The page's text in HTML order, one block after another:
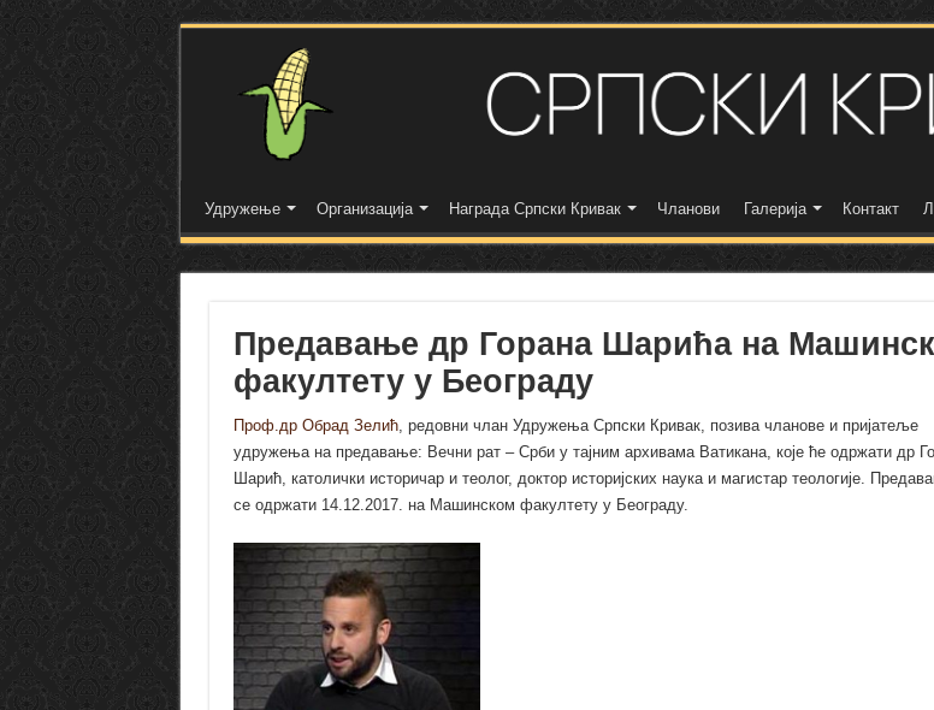
Удружење Организација Награда Српски Кривак Чланови Галерија Контакт
Предавање др Горана Шарића на
факултету у Београду
Проф.др Обрад Зелић, редовни члан Удружења Српски Кривак, позива чланове и пријатеље
удружења на предавање: Вечни рат – Срби у тајним архивама Ватикана, које ће одржати др
Шарић, католички историчар и теолог, доктор историјских наука и магистар теологије.
се одржати 14.12.2017. на Машинском факултету у Београду.